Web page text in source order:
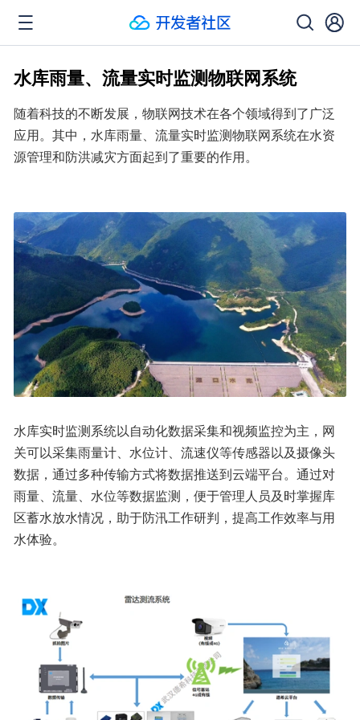
水库雨量、流量实时监测物联网系统
随着科技的不断发展，物联网技术在各个领域得到了广泛
应用。其中，水库雨量、流量实时监测物联网系统在水资
源管理和防洪减灾方面起到了重要的作用。
水库实时监测系统以自动化数据采集和视频监控为主，网
关可以采集雨量计、水位计、流速仪等传感器以及摄像头
数据，通过多种传输方式将数据推送到云端平台。通过对
雨量、流量、水位等数据监测，便于管理人员及时掌握库
区蓄水放水情况，助于防汛工作研判，提高工作效率与用
水体验。